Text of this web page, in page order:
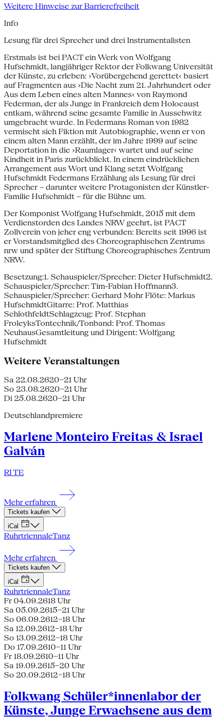
Weitere Hinweise zur Barrierefreiheit
Info
Lesung für drei Sprecher und drei Instrumentalisten
Erstmals ist bei PACT ein Werk von Wolfgang
Hufschmidt, langjähriger Rektor der Folkwang Universität
der Künste, zu erleben: ›Vorübergehend gerettet‹ basiert
auf Fragmenten aus ›Die Nacht zum 21. Jahrhundert oder
Aus dem Leben eines alten Mannes‹ von Raymond
Federman, der als Junge in Frankreich dem Holocaust
entkam, während seine gesamte Familie in Ausschwitz
umgebracht wurde. In Federmans Roman von 1982
vermischt sich Fiktion mit Autobiographie, wenn er von
einem alten Mann erzählt, der im Jahre 1999 auf seine
Deportation in die ›Raumlager‹ wartet und auf seine
Kindheit in Paris zurückblickt. In einem eindrücklichen
Arrangement aus Wort und Klang setzt Wolfgang
Hufschmidt Federmans Erzählung als Lesung für drei
Sprecher – darunter weitere Protagonisten der Künstler-
Familie Hufschmidt – für die Bühne um.
Der Komponist Wolfgang Hufschmidt, 2015 mit dem
Verdienstorden des Landes NRW geehrt, ist PACT
Zollverein von jeher eng verbunden: Bereits seit 1996 ist
er Vorstandsmitglied des Choreographischen Zentrums
nrw und später der Stiftung Choreographisches Zentrum
NRW.
Besetzung:1. Schauspieler/Sprecher: Dieter Hufschmidt2.
Schauspieler/Sprecher: Tim-Fabian Hoffmann3.
Schauspieler/Sprecher: Gerhard Mohr Flöte: Markus
HufschmidtGitarre: Prof. Matthias
SchlothfeldtSchlagzeug: Prof. Stephan
FroleyksTontechnik/Tonband: Prof. Thomas
NeuhausGesamtleitung und Dirigent: Wolfgang
Hufschmidt
Weitere Veranstaltungen
Sa 22.08.2620–21 Uhr
So 23.08.2620–21 Uhr
Di 25.08.2620–21 Uhr
Deutschlandpremiere
Marlene Monteiro Freitas & Israel
Galván
RI TE
Mehr erfahren
Tickets kaufen
iCal
RuhrtriennaleTanz
Mehr erfahren
Tickets kaufen
iCal
RuhrtriennaleTanz
Fr 04.09.2618 Uhr
Sa 05.09.2615–21 Uhr
So 06.09.2612–18 Uhr
Sa 12.09.2612–18 Uhr
So 13.09.2612–18 Uhr
Do 17.09.2610–11 Uhr
Fr 18.09.2610–11 Uhr
Sa 19.09.2615–20 Uhr
So 20.09.2612–18 Uhr
Folkwang Schüler*innenlabor der
Künste, Junge Erwachsene aus dem